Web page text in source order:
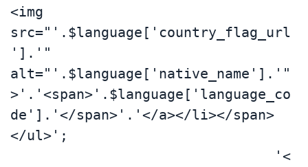
<img
src="'.$language['country_flag_url
'].'"
alt="'.$language['native_name'].'"
>'.'<span>'.$language['language_co
de'].'</span>'.'</a></li></span>
</ul>';